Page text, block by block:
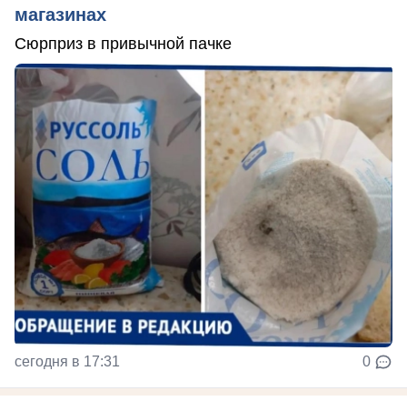
магазинах
Сюрприз в привычной пачке
сегодня в 17:31 0